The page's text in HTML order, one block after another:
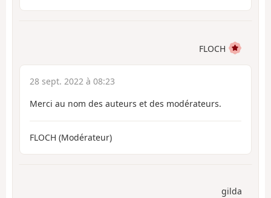
FLOCH
28 sept. 2022 à 08:23
Merci au nom des auteurs et des modérateurs.
FLOCH (Modérateur)
gilda